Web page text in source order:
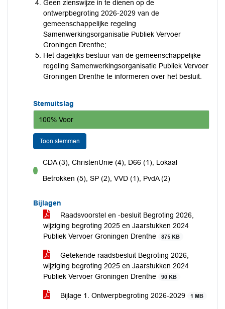
Geen zienswijze in te dienen op de
ontwerpbegroting 2026-2029 van de
gemeenschappelijke regeling
Samenwerkingsorganisatie Publiek Vervoer
Groningen Drenthe;
Het dagelijks bestuur van de gemeenschappelijke
regeling Samenwerkingsorganisatie Publiek Vervoer
Groningen Drenthe te informeren over het besluit.
Stemuitslag
100% Voor
Toon stemmen
voor
CDA (3), ChristenUnie (4), D66 (1), Lokaal
Betrokken (5), SP (2), VVD (1), PvdA (2)
Bijlagen
Raadsvoorstel en -besluit Begroting 2026,
wijziging begroting 2025 en Jaarstukken 2024
Publiek Vervoer Groningen Drenthe
875 KB
Getekende raadsbesluit Begroting 2026,
wijziging begroting 2025 en Jaarstukken 2024
Publiek Vervoer Groningen Drenthe
90 KB
Bijlage 1. Ontwerpbegroting 2026-2029 1 MB